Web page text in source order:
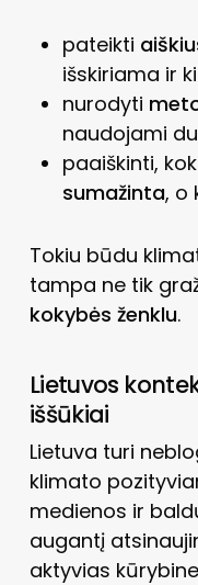
pateikti
išskiriama ir
nurodyti
naudojami
paaiškinti,
sumažinta, o
Tokiu būdu
tampa ne tik
kokybės ženklu.
Lietuvos
iššūkiai
Lietuva turi
klimato
medienos ir
augantį
aktyvias